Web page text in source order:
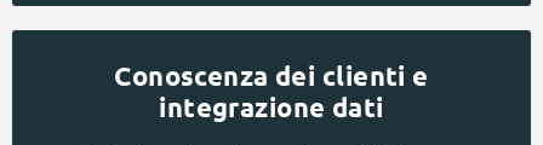
Conoscenza dei clienti e
integrazione dati